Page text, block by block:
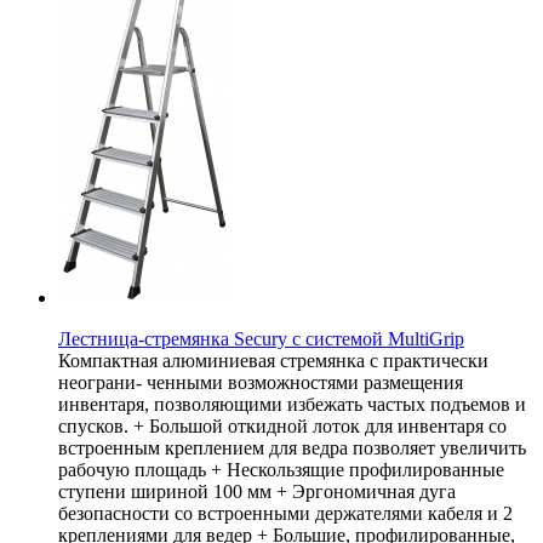
Лестница-стремянка Secury с системой MultiGrip
Компактная алюминиевая стремянка с практически
неограни- ченными возможностями размещения
инвентаря, позволяющими избежать частых подъемов и
спусков. + Большой откидной лоток для инвентаря со
встроенным креплением для ведра позволяет увеличить
рабочую площадь + Нескользящие профилированные
ступени шириной 100 мм + Эргономичная дуга
безопасности со встроенными держателями кабеля и 2
креплениями для ведер + Большие, профилированные,